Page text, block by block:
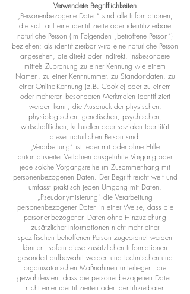
Verwendete Begrifflichkeiten
„Personenbezogene Daten“ sind alle Informationen,
die sich auf eine identifizierte oder identifizierbare
natürliche Person (im Folgenden „betroffene Person“)
beziehen; als identifizierbar wird eine natürliche Person
angesehen, die direkt oder indirekt, insbesondere
mittels Zuordnung zu einer Kennung wie einem
Namen, zu einer Kennnummer, zu Standortdaten, zu
einer Online-Kennung (z.B. Cookie) oder zu einem
oder mehreren besonderen Merkmalen identifiziert
werden kann, die Ausdruck der physischen,
physiologischen, genetischen, psychischen,
wirtschaftlichen, kulturellen oder sozialen Identität
dieser natürlichen Person sind.
„Verarbeitung“ ist jeder mit oder ohne Hilfe
automatisierter Verfahren ausgeführte Vorgang oder
jede solche Vorgangsreihe im Zusammenhang mit
personenbezogenen Daten. Der Begriff reicht weit und
umfasst praktisch jeden Umgang mit Daten.
„Pseudonymisierung“ die Verarbeitung
personenbezogener Daten in einer Weise, dass die
personenbezogenen Daten ohne Hinzuziehung
zusätzlicher Informationen nicht mehr einer
spezifischen betroffenen Person zugeordnet werden
können, sofern diese zusätzlichen Informationen
gesondert aufbewahrt werden und technischen und
organisatorischen Maßnahmen unterliegen, die
gewährleisten, dass die personenbezogenen Daten
nicht einer identifizierten oder identifizierbaren